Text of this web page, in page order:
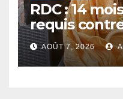
RDC : 14
requis
Rebo
réclame 250
dommages
AOÛT 7, 2026